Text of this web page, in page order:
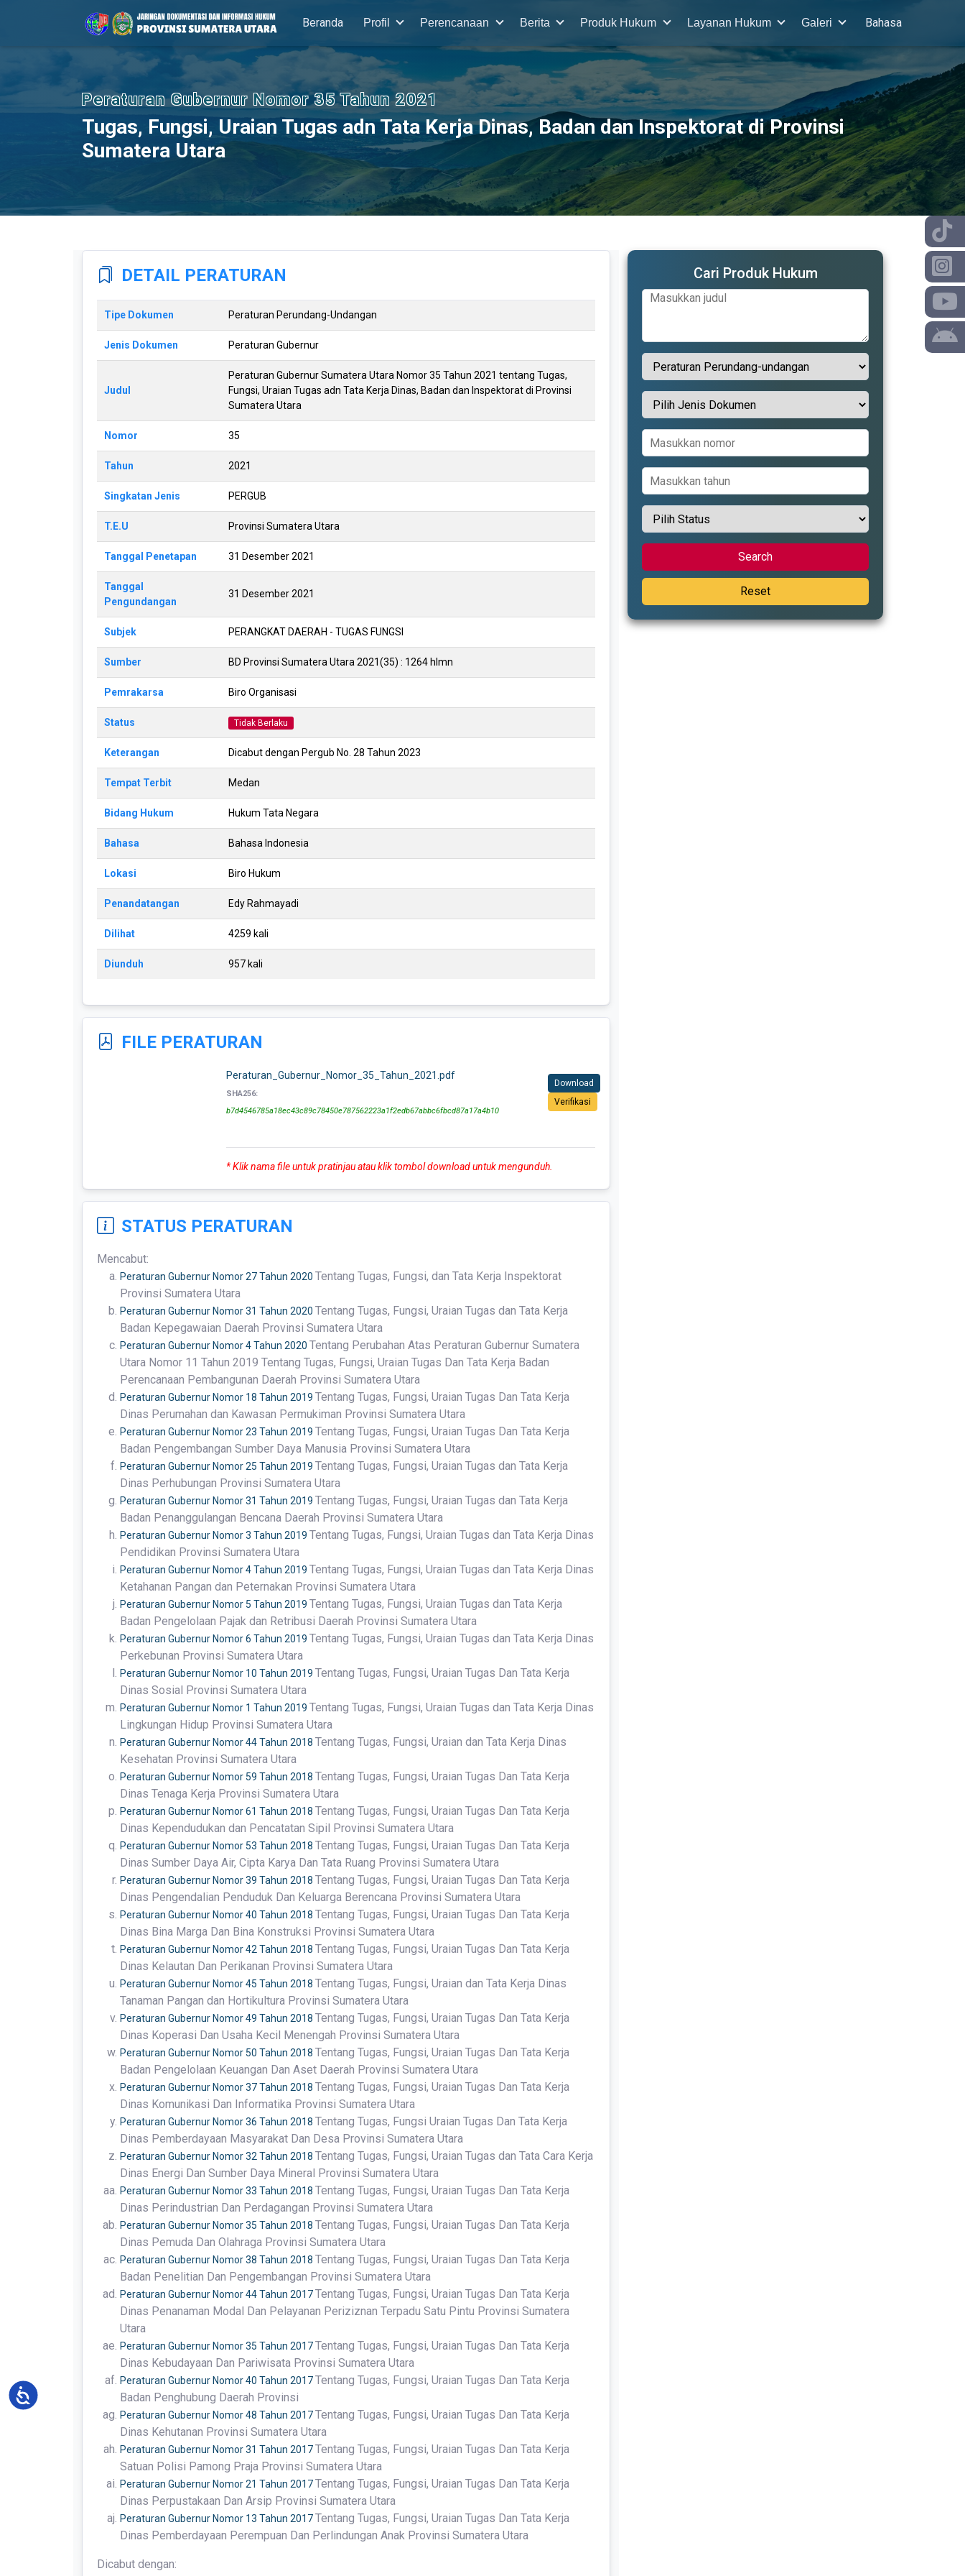
an
accessibility
adjust
Accessibility
Beranda Profil Perencanaan Berita Produk Hukum Layanan Hukum Galeri Bahasa
Peraturan Gubernur Nomor 35 Tahun 2021
Tugas, Fungsi, Uraian Tugas adn Tata Kerja Dinas, Badan dan Inspektorat di Provinsi
Sumatera Utara
DETAIL PERATURAN
Tipe Dokumen Peraturan Perundang-Undangan
Jenis Dokumen Peraturan Gubernur
Judul
Peraturan Gubernur Sumatera Utara Nomor 35 Tahun 2021 tentang Tugas,
Fungsi, Uraian Tugas adn Tata Kerja Dinas, Badan dan Inspektorat di Provinsi
Sumatera Utara
Nomor 35
Tahun 2021
Singkatan Jenis PERGUB
T.E.U Provinsi Sumatera Utara
Tanggal Penetapan 31 Desember 2021
Tanggal
Pengundangan
31 Desember 2021
Subjek PERANGKAT DAERAH - TUGAS FUNGSI
Sumber BD Provinsi Sumatera Utara 2021(35) : 1264 hlmn
Pemrakarsa Biro Organisasi
Status Tidak Berlaku
Keterangan Dicabut dengan Pergub No. 28 Tahun 2023
Tempat Terbit Medan
Bidang Hukum Hukum Tata Negara
Bahasa Bahasa Indonesia
Lokasi Biro Hukum
Penandatangan Edy Rahmayadi
Dilihat 4259 kali
Diunduh 957 kali
FILE PERATURAN
Peraturan_Gubernur_Nomor_35_Tahun_2021.pdf
SHA256:
b7d4546785a18ec43c89c78450e787562223a1f2edb67abbc6fbcd87a17a4b10
Download
Verifikasi
* Klik nama file untuk pratinjau atau klik tombol download untuk mengunduh.
STATUS PERATURAN
Mencabut:
Peraturan Gubernur Nomor 27 Tahun 2020 Tentang Tugas, Fungsi, dan Tata Kerja Inspektorat
Provinsi Sumatera Utara
Peraturan Gubernur Nomor 31 Tahun 2020 Tentang Tugas, Fungsi, Uraian Tugas dan Tata Kerja
Badan Kepegawaian Daerah Provinsi Sumatera Utara
Peraturan Gubernur Nomor 4 Tahun 2020 Tentang Perubahan Atas Peraturan Gubernur Sumatera
Utara Nomor 11 Tahun 2019 Tentang Tugas, Fungsi, Uraian Tugas Dan Tata Kerja Badan
Perencanaan Pembangunan Daerah Provinsi Sumatera Utara
Peraturan Gubernur Nomor 18 Tahun 2019 Tentang Tugas, Fungsi, Uraian Tugas Dan Tata Kerja
Dinas Perumahan dan Kawasan Permukiman Provinsi Sumatera Utara
Peraturan Gubernur Nomor 23 Tahun 2019 Tentang Tugas, Fungsi, Uraian Tugas Dan Tata Kerja
Badan Pengembangan Sumber Daya Manusia Provinsi Sumatera Utara
Peraturan Gubernur Nomor 25 Tahun 2019 Tentang Tugas, Fungsi, Uraian Tugas dan Tata Kerja
Dinas Perhubungan Provinsi Sumatera Utara
Peraturan Gubernur Nomor 31 Tahun 2019 Tentang Tugas, Fungsi, Uraian Tugas dan Tata Kerja
Badan Penanggulangan Bencana Daerah Provinsi Sumatera Utara
Peraturan Gubernur Nomor 3 Tahun 2019 Tentang Tugas, Fungsi, Uraian Tugas dan Tata Kerja Dinas
Pendidikan Provinsi Sumatera Utara
Peraturan Gubernur Nomor 4 Tahun 2019 Tentang Tugas, Fungsi, Uraian Tugas dan Tata Kerja Dinas
Ketahanan Pangan dan Peternakan Provinsi Sumatera Utara
Peraturan Gubernur Nomor 5 Tahun 2019 Tentang Tugas, Fungsi, Uraian Tugas dan Tata Kerja
Badan Pengelolaan Pajak dan Retribusi Daerah Provinsi Sumatera Utara
Peraturan Gubernur Nomor 6 Tahun 2019 Tentang Tugas, Fungsi, Uraian Tugas dan Tata Kerja Dinas
Perkebunan Provinsi Sumatera Utara
Peraturan Gubernur Nomor 10 Tahun 2019 Tentang Tugas, Fungsi, Uraian Tugas Dan Tata Kerja
Dinas Sosial Provinsi Sumatera Utara
Peraturan Gubernur Nomor 1 Tahun 2019 Tentang Tugas, Fungsi, Uraian Tugas dan Tata Kerja Dinas
Lingkungan Hidup Provinsi Sumatera Utara
Peraturan Gubernur Nomor 44 Tahun 2018 Tentang Tugas, Fungsi, Uraian dan Tata Kerja Dinas
Kesehatan Provinsi Sumatera Utara
Peraturan Gubernur Nomor 59 Tahun 2018 Tentang Tugas, Fungsi, Uraian Tugas Dan Tata Kerja
Dinas Tenaga Kerja Provinsi Sumatera Utara
Peraturan Gubernur Nomor 61 Tahun 2018 Tentang Tugas, Fungsi, Uraian Tugas Dan Tata Kerja
Dinas Kependudukan dan Pencatatan Sipil Provinsi Sumatera Utara
Peraturan Gubernur Nomor 53 Tahun 2018 Tentang Tugas, Fungsi, Uraian Tugas Dan Tata Kerja
Dinas Sumber Daya Air, Cipta Karya Dan Tata Ruang Provinsi Sumatera Utara
Peraturan Gubernur Nomor 39 Tahun 2018 Tentang Tugas, Fungsi, Uraian Tugas Dan Tata Kerja
Dinas Pengendalian Penduduk Dan Keluarga Berencana Provinsi Sumatera Utara
Peraturan Gubernur Nomor 40 Tahun 2018 Tentang Tugas, Fungsi, Uraian Tugas Dan Tata Kerja
Dinas Bina Marga Dan Bina Konstruksi Provinsi Sumatera Utara
Peraturan Gubernur Nomor 42 Tahun 2018 Tentang Tugas, Fungsi, Uraian Tugas Dan Tata Kerja
Dinas Kelautan Dan Perikanan Provinsi Sumatera Utara
Peraturan Gubernur Nomor 45 Tahun 2018 Tentang Tugas, Fungsi, Uraian dan Tata Kerja Dinas
Tanaman Pangan dan Hortikultura Provinsi Sumatera Utara
Peraturan Gubernur Nomor 49 Tahun 2018 Tentang Tugas, Fungsi, Uraian Tugas Dan Tata Kerja
Dinas Koperasi Dan Usaha Kecil Menengah Provinsi Sumatera Utara
Peraturan Gubernur Nomor 50 Tahun 2018 Tentang Tugas, Fungsi, Uraian Tugas Dan Tata Kerja
Badan Pengelolaan Keuangan Dan Aset Daerah Provinsi Sumatera Utara
Peraturan Gubernur Nomor 37 Tahun 2018 Tentang Tugas, Fungsi, Uraian Tugas Dan Tata Kerja
Dinas Komunikasi Dan Informatika Provinsi Sumatera Utara
Peraturan Gubernur Nomor 36 Tahun 2018 Tentang Tugas, Fungsi Uraian Tugas Dan Tata Kerja
Dinas Pemberdayaan Masyarakat Dan Desa Provinsi Sumatera Utara
Peraturan Gubernur Nomor 32 Tahun 2018 Tentang Tugas, Fungsi, Uraian Tugas dan Tata Cara Kerja
Dinas Energi Dan Sumber Daya Mineral Provinsi Sumatera Utara
Peraturan Gubernur Nomor 33 Tahun 2018 Tentang Tugas, Fungsi, Uraian Tugas Dan Tata Kerja
Dinas Perindustrian Dan Perdagangan Provinsi Sumatera Utara
Peraturan Gubernur Nomor 35 Tahun 2018 Tentang Tugas, Fungsi, Uraian Tugas Dan Tata Kerja
Dinas Pemuda Dan Olahraga Provinsi Sumatera Utara
Peraturan Gubernur Nomor 38 Tahun 2018 Tentang Tugas, Fungsi, Uraian Tugas Dan Tata Kerja
Badan Penelitian Dan Pengembangan Provinsi Sumatera Utara
Peraturan Gubernur Nomor 44 Tahun 2017Tentang Tugas, Fungsi, Uraian Tugas Dan Tata Kerja
Dinas Penanaman Modal Dan Pelayanan Periziznan Terpadu Satu Pintu Provinsi Sumatera
Utara
Peraturan Gubernur Nomor 35 Tahun 2017Tentang Tugas, Fungsi, Uraian Tugas Dan Tata Kerja
Dinas Kebudayaan Dan Pariwisata Provinsi Sumatera Utara
Peraturan Gubernur Nomor 40 Tahun 2017Tentang Tugas, Fungsi, Uraian Tugas Dan Tata Kerja
Badan Penghubung Daerah Provinsi
Peraturan Gubernur Nomor 48 Tahun 2017Tentang Tugas, Fungsi, Uraian Tugas Dan Tata Kerja
Dinas Kehutanan Provinsi Sumatera Utara
Peraturan Gubernur Nomor 31 Tahun 2017Tentang Tugas, Fungsi, Uraian Tugas Dan Tata Kerja
Satuan Polisi Pamong Praja Provinsi Sumatera Utara
Peraturan Gubernur Nomor 21 Tahun 2017Tentang Tugas, Fungsi, Uraian Tugas Dan Tata Kerja
Dinas Perpustakaan Dan Arsip Provinsi Sumatera Utara
Peraturan Gubernur Nomor 13 Tahun 2017Tentang Tugas, Fungsi, Uraian Tugas Dan Tata Kerja
Dinas Pemberdayaan Perempuan Dan Perlindungan Anak Provinsi Sumatera Utara
Dicabut dengan:
Cari Produk Hukum
Search
Reset